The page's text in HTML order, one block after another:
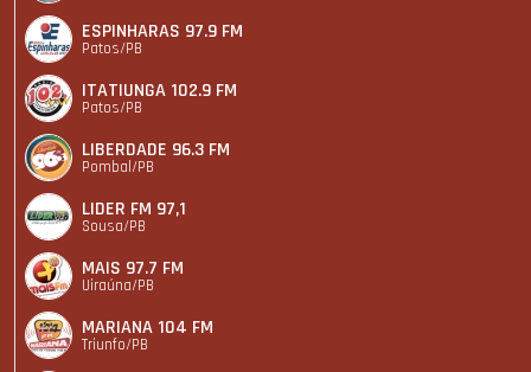
ESPINHARAS 97.9 FM
Patos/PB
ITATIUNGA 102.9 FM
Patos/PB
LIBERDADE 96.3 FM
Pombal/PB
LIDER FM 97,1
Sousa/PB
MAIS 97.7 FM
Uiraúna/PB
MARIANA 104 FM
Triunfo/PB